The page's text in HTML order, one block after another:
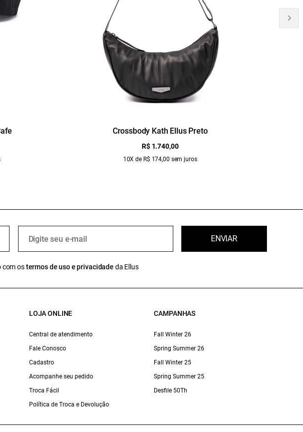
Crossbody Kath Ellus Preto
R$ 1.740,00
10X de R$ 174,00 sem juros
ENVIAR
com ostermos de uso e privacidade da Ellus
LOJA ONLINE
Central de atendimento
Fale Conosco
Cadastro
Acompanhe seu pedido
Troca Fácil
Política de Troca e Devolução
CAMPANHAS
Fall Winter 26
Spring Summer 26
Fall Winter 25
Spring Summer 25
Desfile 50Th